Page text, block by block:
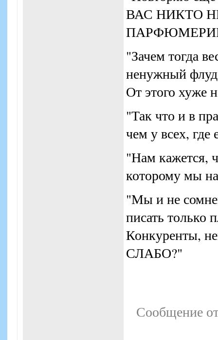
ВАС НИКТО
"Зачем тогда
ненужный
От этого хуже
"Так что и в
чем у всех, где
"Нам кажется,
которому мы
"Мы и не
писать только
Конкуренты,
СЛАБО?"
Сообщение